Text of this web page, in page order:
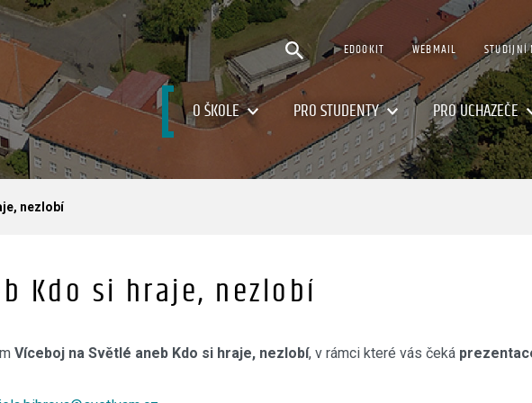
EDOOKIT WEBMAIL STUDIJNÍ
O ŠKOLE PRO STUDENTY PRO UCHAZEČE
nezlobí
Kdo si hraje, nezlobí
Víceboj na Světlé aneb Kdo si hraje, nezlobí, v rámci které vás čeká